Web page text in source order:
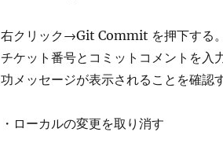
右クリック→Git Commit を押下する。
チケット番号とコミットコメントを
功メッセージが表示されることを確認す
・ローカルの変更を取り消す